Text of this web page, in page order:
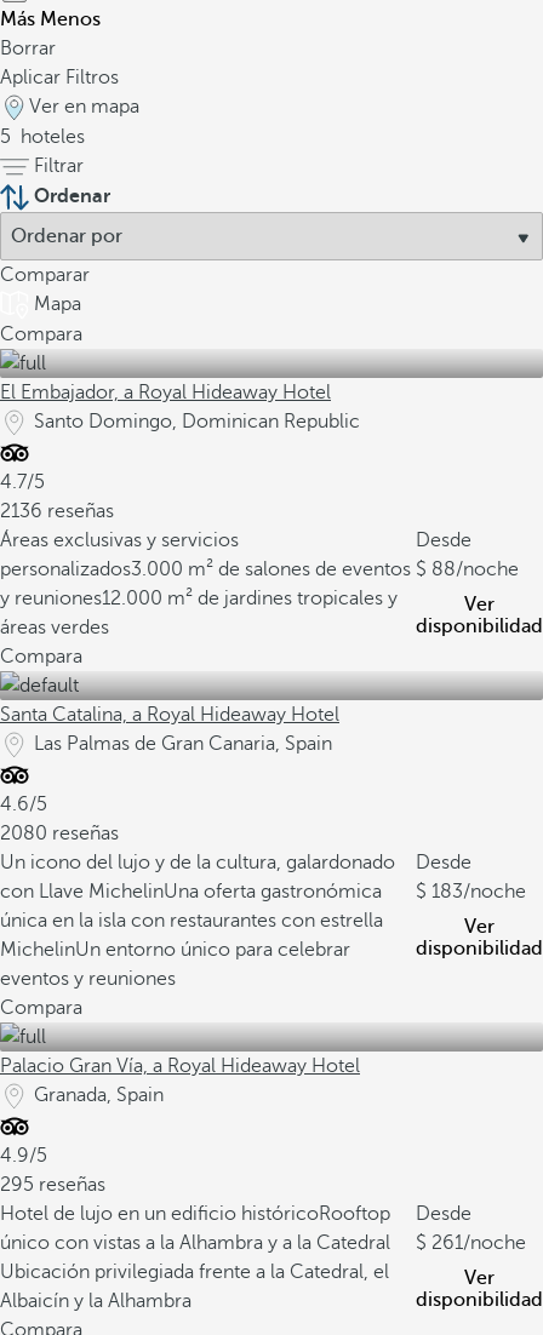
Más Menos
Borrar
Aplicar Filtros
Ver en mapa
5
hoteles
Filtrar
Ordenar
Comparar
Mapa
Compara
El Embajador, a Royal Hideaway Hotel
Santo Domingo, Dominican Republic
4.7/5
2136 reseñas
Áreas exclusivas y servicios
personalizados3.000 m² de salones de eventos
y reuniones12.000 m² de jardines tropicales y
áreas verdes
Desde
88/noche
Ver
disponibilidad
Compara
Santa Catalina, a Royal Hideaway Hotel
Las Palmas de Gran Canaria, Spain
4.6/5
2080 reseñas
Un icono del lujo y de la cultura, galardonado
con Llave MichelinUna oferta gastronómica
única en la isla con restaurantes con estrella
MichelinUn entorno único para celebrar
eventos y reuniones
Desde
183/noche
Ver
disponibilidad
Compara
Palacio Gran Vía, a Royal Hideaway Hotel
Granada, Spain
4.9/5
295 reseñas
Hotel de lujo en un edificio históricoRooftop
único con vistas a la Alhambra y a la Catedral
Ubicación privilegiada frente a la Catedral, el
Albaicín y la Alhambra
Desde
261/noche
Ver
disponibilidad
Compara